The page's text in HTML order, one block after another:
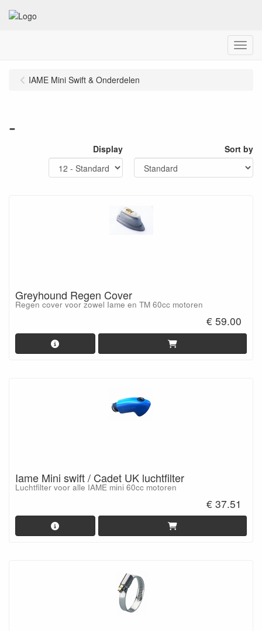
Menu
IAME Mini Swift & Onderdelen
-
Display Sort by
Greyhound Regen Cover
Regen cover voor zowel Iame en TM 60cc motoren
€ 59.00
Iame Mini swift / Cadet UK luchtfilter
Luchtfilter voor alle IAME mini 60cc motoren
€ 37.51